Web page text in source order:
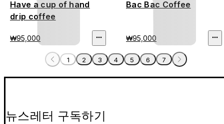
Have a cup of hand
drip coffee
₩95,000
Bac Bac Coffee
₩95,000
1 2 3 4 5 6 7
뉴스레터 구독하기